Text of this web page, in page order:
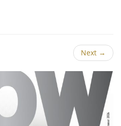
Next →